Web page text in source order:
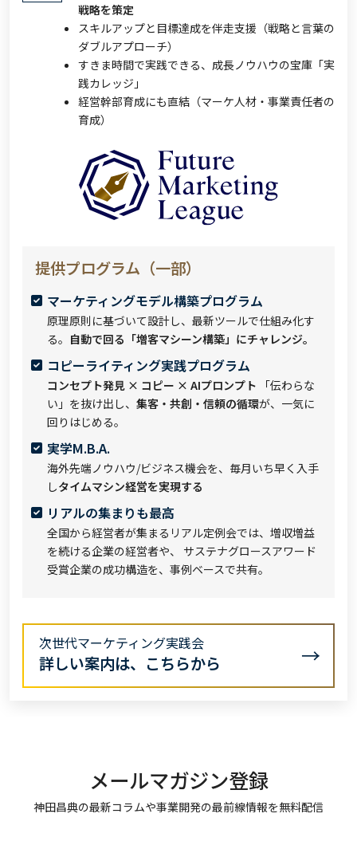
戦略を策定
スキルアップと目標達成を伴走支援（戦略と言葉の
ダブルアプローチ）
すきま時間で実践できる、成長ノウハウの宝庫「実
践カレッジ」
経営幹部育成にも直結（マーケ人材・事業責任者の
育成）
提供プログラム（一部）
マーケティングモデル構築プログラム
原理原則に基づいて設計し、最新ツールで仕組み化す
る。 自動で回る「増客マシーン構築」にチャレンジ。
コピーライティング実践プログラム
コンセプト発見 × コピー × AIプロンプト 「伝わらな
い」を抜け出し、 集客・共創・信頼の循環が、一気に
回りはじめる。
実学M.B.A.
海外先端ノウハウ/ビジネス機会を、毎月いち早く入手
しタイムマシン経営を実現する
リアルの集まりも最高
全国から経営者が集まるリアル定例会では、増収増益
を続ける企業の経営者や、 サステナグロースアワード
受賞企業の成功構造を、事例ベースで共有。
次世代マーケティング実践会
詳しい案内は、こちらから
メールマガジン登録
神田昌典の最新コラムや事業開発の最前線情報を無料配信